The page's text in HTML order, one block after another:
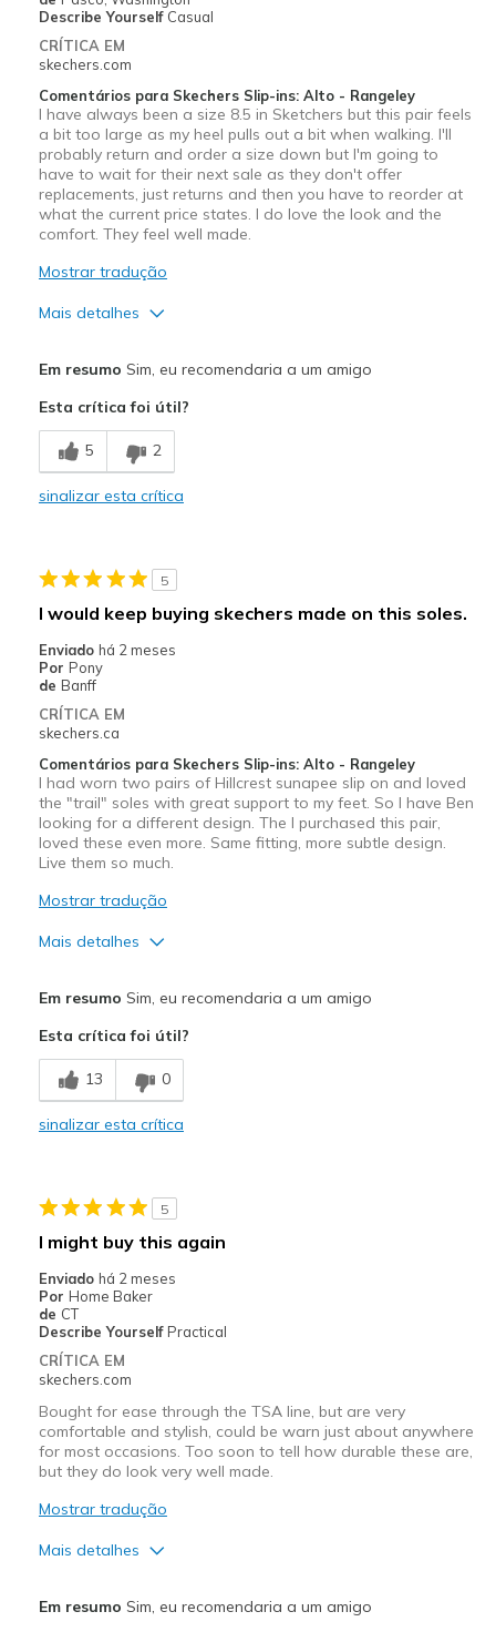
Sizing
Feels true to size
View On Shoes
Describe Yourself Casual
CRÍTICA EM
skechers.com
Comentários para Skechers Slip-ins: Alto - Rangeley
I have always been a size 8.5 in Sketchers but this pair feels
a bit too large as my heel pulls out a bit when walking. I'll
probably return and order a size down but I'm going to
have to wait for their next sale as they don't offer
replacements, just returns and then you have to reorder at
what the current price states. I do love the look and the
comfort. They feel well made.
Mostrar tradução
Mais detalhes
Breathe Well
Comfortable
Melhores utilizações
Going Out
Travel
Width
Feels true to width
Sizing
Feels half size too big
View On Shoes
Shoes are for Wearing
Em resumo Sim, eu recomendaria a um amigo
Esta crítica foi útil?
5 2
sinalizar esta crítica
5
I would keep buying skechers made on this soles.
Enviado há 2 meses
Por Pony
de Banff
CRÍTICA EM
skechers.ca
Comentários para Skechers Slip-ins: Alto - Rangeley
I had worn two pairs of Hillcrest sunapee slip on and loved
the "trail" soles with great support to my feet. So I have Ben
looking for a different design. The I purchased this pair,
loved these even more. Same fitting, more subtle design.
Live them so much.
Mostrar tradução
Mais detalhes
Comfortable
Durable
Casual Wear
Long walks
Travel
Sizing
Feels true to size
View On Shoes
I'm Really Into Shoes
Em resumo Sim, eu recomendaria a um amigo
Esta crítica foi útil?
13 0
sinalizar esta crítica
5
I might buy this again
Enviado há 2 meses
Por Home Baker
de CT
Describe Yourself Practical
CRÍTICA EM
skechers.com
Bought for ease through the TSA line, but are very
comfortable and stylish, could be warn just about anywhere
for most occasions. Too soon to tell how durable these are,
but they do look very well made.
Mostrar tradução
Mais detalhes
Em resumo Sim, eu recomendaria a um amigo